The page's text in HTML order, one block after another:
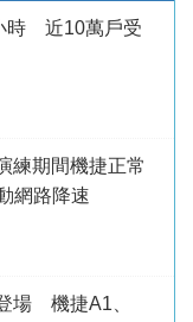
時 近10萬戶受
練期間機捷正常
網路降速
場 機捷A1、